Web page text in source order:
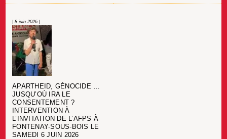
| 8 juin 2026 |
APARTHEID, GÉNOCIDE …
JUSQU’OÙ IRA LE
CONSENTEMENT ?
INTERVENTION À
L’INVITATION DE L’AFPS À
FONTENAY-SOUS-BOIS LE
SAMEDI 6 JUIN 2026